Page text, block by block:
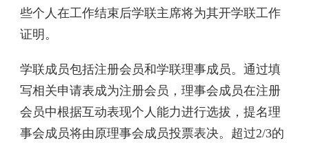
些个人在工作结束后学联主席将为其开学联工作
证明。
学联成员包括注册会员和学联理事成员。通过填
写相关申请表成为注册会员，理事会成员在注册
会员中根据互动表现个人能力进行选拔，提名理
事会成员将由原理事会成员投票表决。超过2/3的